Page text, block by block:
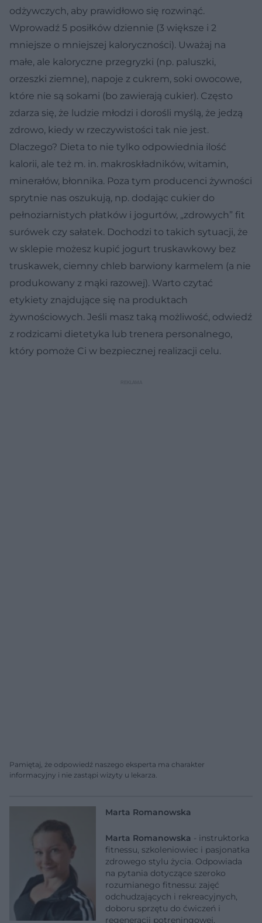
odżywczych, aby prawidłowo się rozwinąć.
Wprowadź 5 posiłków dziennie (3 większe i 2
mniejsze o mniejszej kaloryczności). Uważaj na
małe, ale kaloryczne przegryzki (np. paluszki,
orzeszki ziemne), napoje z cukrem, soki owocowe,
które nie są sokami (bo zawierają cukier). Często
zdarza się, że ludzie młodzi i dorośli myślą, że jedzą
zdrowo, kiedy w rzeczywistości tak nie jest.
Dlaczego? Dieta to nie tylko odpowiednia ilość
kalorii, ale też m. in. makroskładników, witamin,
minerałów, błonnika. Poza tym producenci żywności
sprytnie nas oszukują, np. dodając cukier do
pełnoziarnistych płatków i jogurtów, „zdrowych” fit
surówek czy sałatek. Dochodzi to takich sytuacji, że
w sklepie możesz kupić jogurt truskawkowy bez
truskawek, ciemny chleb barwiony karmelem (a nie
produkowany z mąki razowej). Warto czytać
etykiety znajdujące się na produktach
żywnościowych. Jeśli masz taką możliwość, odwiedź
z rodzicami dietetyka lub trenera personalnego,
który pomoże Ci w bezpiecznej realizacji celu.
Pamiętaj, że odpowiedź naszego eksperta ma charakter
informacyjny i nie zastąpi wizyty u lekarza.
Marta Romanowska
Marta Romanowska - instruktorka
fitnessu, szkoleniowiec i pasjonatka
zdrowego stylu życia. Odpowiada
na pytania dotyczące szeroko
rozumianego fitnessu: zajęć
odchudzających i rekreacyjnych,
doboru sprzętu do ćwiczeń i
regeneracji potreningowej.